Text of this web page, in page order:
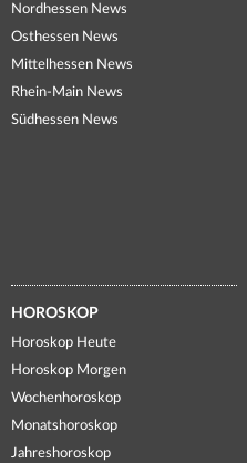
Nordhessen News
Osthessen News
Mittelhessen News
Rhein-Main News
Südhessen News
HOROSKOP
Horoskop Heute
Horoskop Morgen
Wochenhoroskop
Monatshoroskop
Jahreshoroskop